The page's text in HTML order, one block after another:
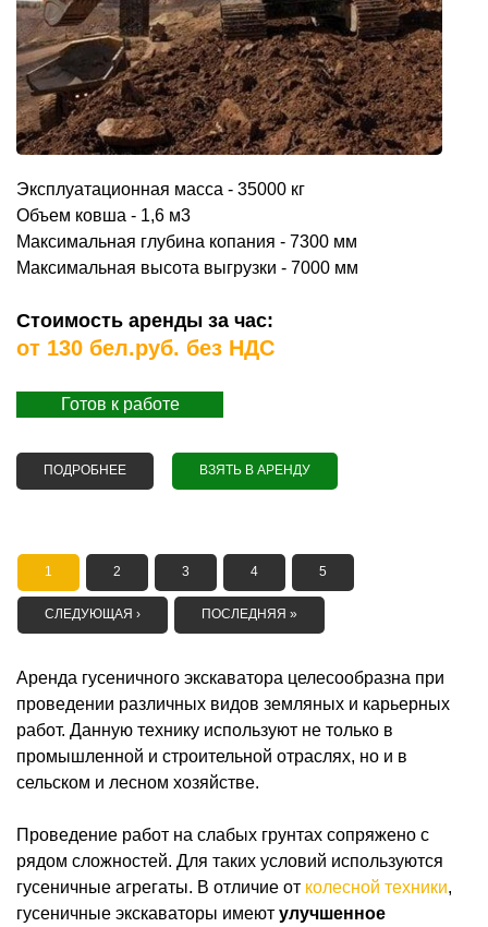
Эксплуатационная масса - 35000 кг
Объем ковша - 1,6 м3
Максимальная глубина копания - 7300 мм
Максимальная высота выгрузки - 7000 мм
Стоимость аренды за час:
от 130 бел.руб. без НДС
Готов к работе
ПОДРОБНЕЕ
О АРЕНДА ПОЛУБОЛОТНОГО ГУСЕНИЧНОГО
ЭКСКАВАТОРА HITACHI ZX 350 H
ВЗЯТЬ В АРЕНДУ
СТРАНИЦЫ
1 2 3 4 5
СЛЕДУЮЩАЯ › ПОСЛЕДНЯЯ »
Аренда гусеничного экскаватора целесообразна при
проведении различных видов земляных и карьерных
работ. Данную технику используют не только в
промышленной и строительной отраслях, но и в
сельском и лесном хозяйстве.
Проведение работ на слабых грунтах сопряжено с
рядом сложностей. Для таких условий используются
гусеничные агрегаты. В отличие от колесной техники,
гусеничные экскаваторы имеют улучшенное